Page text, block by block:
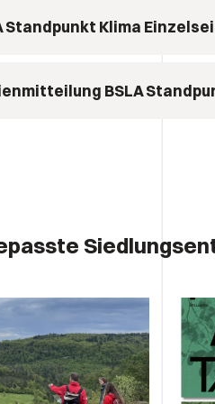
Standpunkt Klima
BSLA